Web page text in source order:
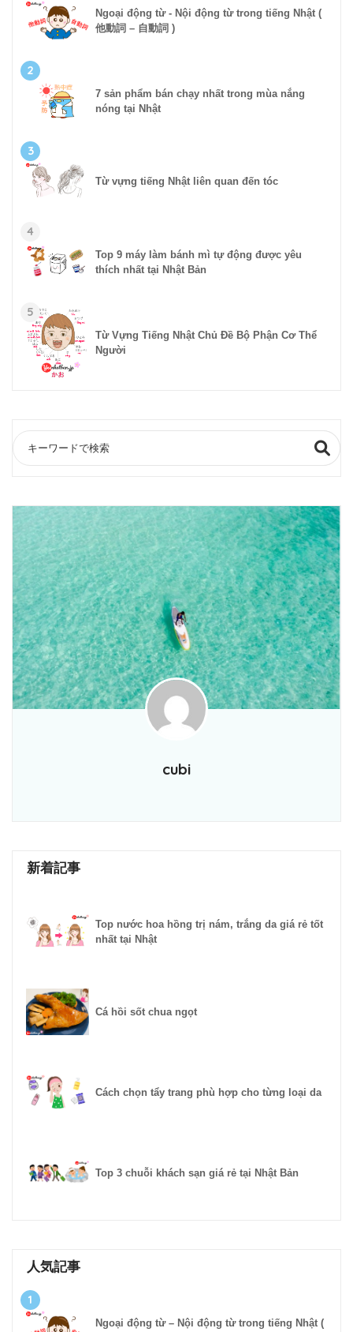
Ngoại động từ - Nội động từ trong tiếng Nhật (
他動詞 – 自動詞 )
2
7 sản phẩm bán chạy nhất trong mùa nắng
nóng tại Nhật
3
Từ vựng tiếng Nhật liên quan đến tóc
4
Top 9 máy làm bánh mì tự động được yêu
thích nhất tại Nhật Bản
5
Từ Vựng Tiếng Nhật Chủ Đề Bộ Phận Cơ Thể
Người
cubi
新着記事
Top nước hoa hồng trị nám, trắng da giá rẻ tốt
nhất tại Nhật
Cá hồi sốt chua ngọt
Cách chọn tẩy trang phù hợp cho từng loại da
Top 3 chuỗi khách sạn giá rẻ tại Nhật Bản
人気記事
1
Ngoại động từ – Nội động từ trong tiếng Nhật (